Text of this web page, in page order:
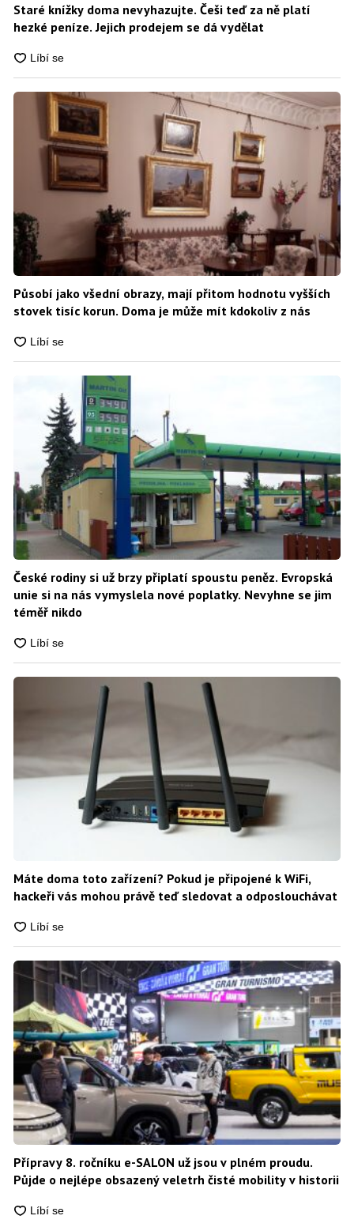
Staré knížky doma nevyhazujte. Češi teď za ně platí
hezké peníze. Jejich prodejem se dá vydělat
Působí jako všední obrazy, mají přitom hodnotu vyšších
stovek tisíc korun. Doma je může mít kdokoliv z nás
České rodiny si už brzy připlatí spoustu peněz. Evropská
unie si na nás vymyslela nové poplatky. Nevyhne se jim
téměř nikdo
Máte doma toto zařízení? Pokud je připojené k WiFi,
hackeři vás mohou právě teď sledovat a odposlouchávat
Přípravy 8. ročníku e-SALON už jsou v plném proudu.
Půjde o nejlépe obsazený veletrh čisté mobility v historii